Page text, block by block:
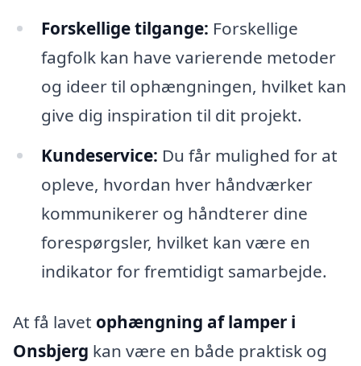
Forskellige tilgange: Forskellige
fagfolk kan have varierende metoder
og ideer til ophængningen, hvilket kan
give dig inspiration til dit projekt.
Kundeservice: Du får mulighed for at
opleve, hvordan hver håndværker
kommunikerer og håndterer dine
forespørgsler, hvilket kan være en
indikator for fremtidigt samarbejde.
At få lavet ophængning af lamper i
Onsbjerg kan være en både praktisk og